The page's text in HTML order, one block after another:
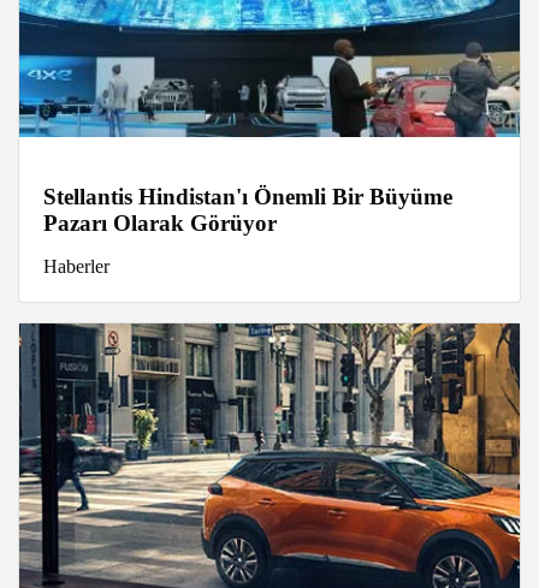
Stellantis Hindistan'ı Önemli Bir Büyüme
Pazarı Olarak Görüyor
Haberler